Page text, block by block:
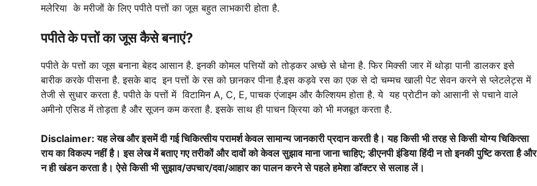
मलेरिया के मरीजों के लिए पपीते पत्तों का जूस बहुत लाभकारी होता है.
पपीते के पत्तों का जूस कैसे बनाएं?
पपीते के पत्तों का जूस बनाना बेहद आसान है. इनकी कोमल पत्तियों को तोड़कर अच्छे से धोना है. फिर मिक्सी जार में थोड़ा पानी डालकर इसे
बारीक करके पीसना है. इसके बाद इन पत्तों के रस को छानकर पीना है.इस कड़वे रस का एक से दो चम्मच खाली पेट सेवन करने से प्लेटलेट्स में
तेजी से सुधार करता है. पपीते के पत्तों में विटामिन A, C, E, पाचक एंजाइम और कैल्शियम होता है. ये यह प्रोटीन को आसानी से पचाने वाले
अमीनो एसिड में तोड़ता है और सूजन कम करता है. इसके साथ ही पाचन क्रिया को भी मजबूत करता है.
Disclaimer: यह लेख और इसमें दी गई चिकित्सीय परामर्श केवल सामान्य जानकारी प्रदान करती है। यह किसी भी तरह से किसी योग्य चिकित्सा
राय का विकल्प नहीं है। इस लेख में बताए गए तरीकों और दावों को केवल सुझाव माना जाना चाहिए; डीएनपी इंडिया हिंदी न तो इनकी पुष्टि करता है और
न ही खंडन करता है। ऐसे किसी भी सुझाव/उपचार/दवा/आहार का पालन करने से पहले हमेशा डॉक्टर से सलाह लें।